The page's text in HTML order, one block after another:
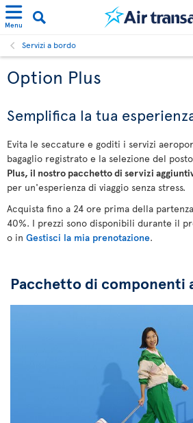
Menu
Servizi a bordo
Option Plus
Semplifica la tua
Evita le seccature e goditi i servizi
bagaglio registrato e la selezione del
Plus, il nostro pacchetto di servizi
per un'esperienza di viaggio senza stress.
Acquista fino a 24 ore prima della
40%. I prezzi sono disponibili durante il
o in Gestisci la mia prenotazione.
Pacchetto di componenti